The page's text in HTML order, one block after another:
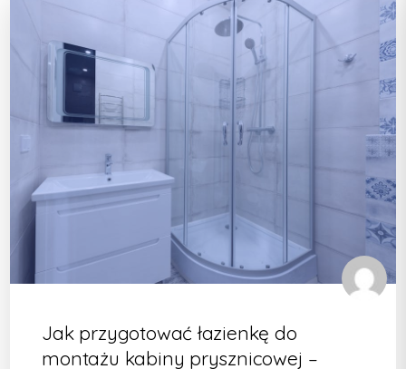
Jak przygotować łazienkę do
montażu kabiny prysznicowej –